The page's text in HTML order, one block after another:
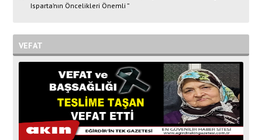
Isparta’nın Öncelikleri Önemli ”
VEFAT